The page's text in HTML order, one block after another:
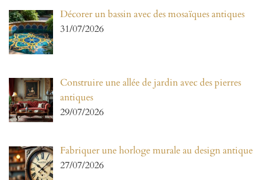
Décorer un bassin avec des mosaïques antiques
31/07/2026
Construire une allée de jardin avec des pierres
antiques
29/07/2026
Fabriquer une horloge murale au design antique
27/07/2026